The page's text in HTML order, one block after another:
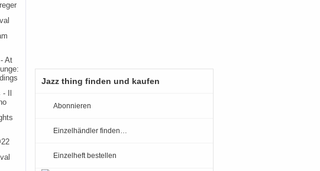
At
Il
Jazz thing finden und kaufen
Abonnieren
Einzelhändler finden…
Einzelheft bestellen